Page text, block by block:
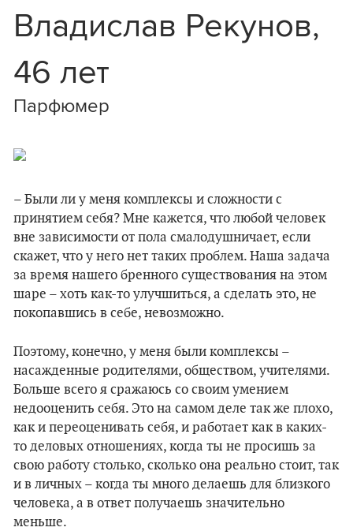
Владислав Рекунов,
46 лет
Парфюмер
– Были ли у меня комплексы и сложности с
принятием себя? Мне кажется, что любой человек
вне зависимости от пола смалодушничает, если
скажет, что у него нет таких проблем. Наша задача
за время нашего бренного существования на этом
шаре – хоть как-то улучшиться, а сделать это, не
покопавшись в себе, невозможно.
Поэтому, конечно, у меня были комплексы –
насажденные родителями, обществом, учителями.
Больше всего я сражаюсь со своим умением
недооценить себя. Это на самом деле так же плохо,
как и переоценивать себя, и работает как в каких-
то деловых отношениях, когда ты не просишь за
свою работу столько, сколько она реально стоит, так
и в личных – когда ты много делаешь для близкого
человека, а в ответ получаешь значительно
меньше.